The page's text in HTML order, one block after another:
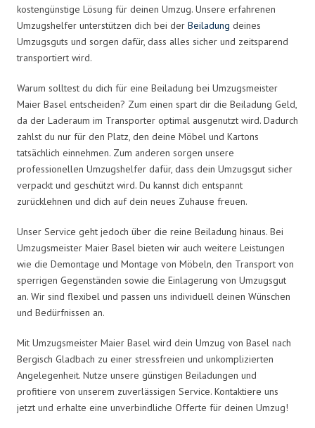
kostengünstige Lösung für deinen Umzug. Unsere erfahrenen
Umzugshelfer unterstützen dich bei der Beiladung deines
Umzugsguts und sorgen dafür, dass alles sicher und zeitsparend
transportiert wird.
Warum solltest du dich für eine Beiladung bei Umzugsmeister
Maier Basel entscheiden? Zum einen spart dir die Beiladung Geld,
da der Laderaum im Transporter optimal ausgenutzt wird. Dadurch
zahlst du nur für den Platz, den deine Möbel und Kartons
tatsächlich einnehmen. Zum anderen sorgen unsere
professionellen Umzugshelfer dafür, dass dein Umzugsgut sicher
verpackt und geschützt wird. Du kannst dich entspannt
zurücklehnen und dich auf dein neues Zuhause freuen.
Unser Service geht jedoch über die reine Beiladung hinaus. Bei
Umzugsmeister Maier Basel bieten wir auch weitere Leistungen
wie die Demontage und Montage von Möbeln, den Transport von
sperrigen Gegenständen sowie die Einlagerung von Umzugsgut
an. Wir sind flexibel und passen uns individuell deinen Wünschen
und Bedürfnissen an.
Mit Umzugsmeister Maier Basel wird dein Umzug von Basel nach
Bergisch Gladbach zu einer stressfreien und unkomplizierten
Angelegenheit. Nutze unsere günstigen Beiladungen und
profitiere von unserem zuverlässigen Service. Kontaktiere uns
jetzt und erhalte eine unverbindliche Offerte für deinen Umzug!